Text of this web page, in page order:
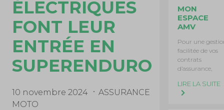
ÉLECTRIQUES
FONT LEUR
ENTRÉE EN
SUPERENDURO
10 novembre 2024
ASSURANCE
MOTO
MON
ESPACE
AMV
Pour une
facilitée de vos
contrats
d’assurance,
LIRE LA SUITE